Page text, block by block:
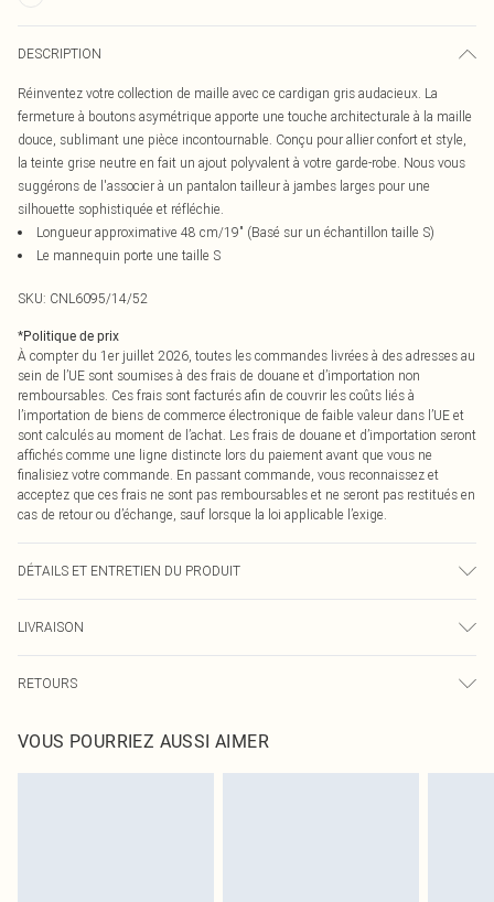
DESCRIPTION
Réinventez votre collection de maille avec ce cardigan gris audacieux. La
fermeture à boutons asymétrique apporte une touche architecturale à la maille
douce, sublimant une pièce incontournable. Conçu pour allier confort et style,
la teinte grise neutre en fait un ajout polyvalent à votre garde-robe. Nous vous
suggérons de l'associer à un pantalon tailleur à jambes larges pour une
silhouette sophistiquée et réfléchie.
Longueur approximative 48 cm/19" (Basé sur un échantillon taille S)
Le mannequin porte une taille S
SKU: CNL6095/14/52
*Politique de prix
À compter du 1er juillet 2026, toutes les commandes livrées à des adresses au
sein de l’UE sont soumises à des frais de douane et d’importation non
remboursables. Ces frais sont facturés afin de couvrir les coûts liés à
l’importation de biens de commerce électronique de faible valeur dans l’UE et
sont calculés au moment de l’achat. Les frais de douane et d’importation seront
affichés comme une ligne distincte lors du paiement avant que vous ne
finalisiez votre commande. En passant commande, vous reconnaissez et
acceptez que ces frais ne sont pas remboursables et ne seront pas restitués en
cas de retour ou d’échange, sauf lorsque la loi applicable l’exige.
DÉTAILS ET ENTRETIEN DU PRODUIT
transferts de couleur peuvent se produire.
LIVRAISON
Livraison express France
Jusqu'à 2-3 jours ouvrables
RETOURS
pour nous retourner un article.
Veuillez noter que nous ne pouvons pas rembourser les masques tendance, les
VOUS POURRIEZ AUSSI AIMER